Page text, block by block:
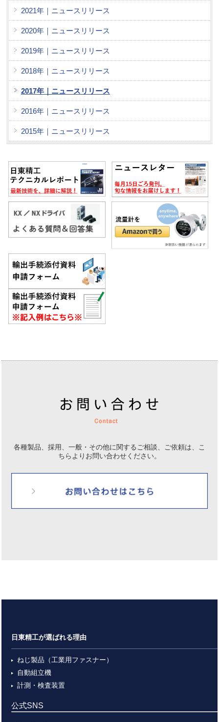
2021年｜ニュースリリース
2020年｜ニュースリリース
2019年｜ニュースリリース
2018年｜ニュースリリース
2017年｜ニュースリリース
2016年｜ニュースリリース
2015年｜ニュースリリース
各種製品、採用、一般・その他に関するご相談、ご依頼は、
こ
ちらよりお問い合わせください。
日東精工が選ばれる理由
ねじ製品（工業用ファスナー）
自動組立機
計測・検査装置
公式SNS